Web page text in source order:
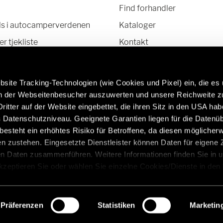
Tracking-Technologien (wie Cookies und Pixel) ein, die es
der Webseitenbesucher auszuwerten und unsere Reichweite
auf der Website eingebettet, die ihren Sitz in den USA
Geeignete Garantien liegen für die
ein erhöhtes Risiko für Betroffene, da diesen
zustehen. Eingesetzte Dienstleister können Daten für eigene
Daten zusammenführen. Weitere Informationen finden Sie in
Sie oder wählen Sie einzelne Cookies/Dienste in den
Klicken Sie auf Ablehnen, werden nur die notwendigen
den störungsfreien Betrieb der Webseite und die
Präferenzen Statistiken
i autocamperverdenen
tjekliste
Find forhandler
Kataloger
Kontakt
at vide om originale dele og
fra Hymer:
service/originaledele-og-tilbehor
Campingvogne af
https://